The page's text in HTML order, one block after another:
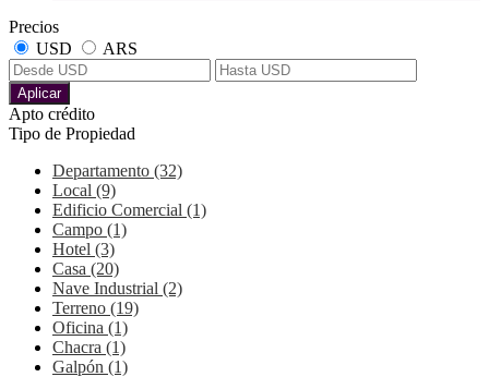
Precios
USD
ARS
Aplicar
Apto crédito
Tipo de Propiedad
Departamento (32)
Local (9)
Edificio Comercial (1)
Campo (1)
Hotel (3)
Casa (20)
Nave Industrial (2)
Terreno (19)
Oficina (1)
Chacra (1)
Galpón (1)